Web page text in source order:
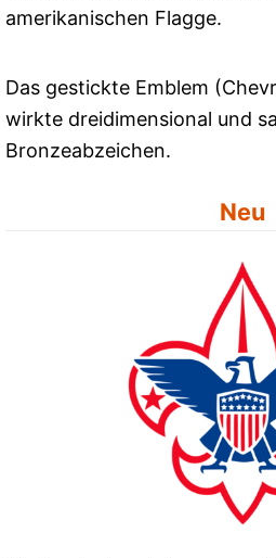
amerikanischen Flagge.
Das gestickte Emblem
wirkte dreidimensional und
Bronzeabzeichen.
Neu